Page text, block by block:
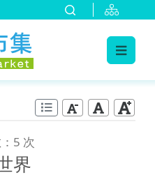
5 次
界